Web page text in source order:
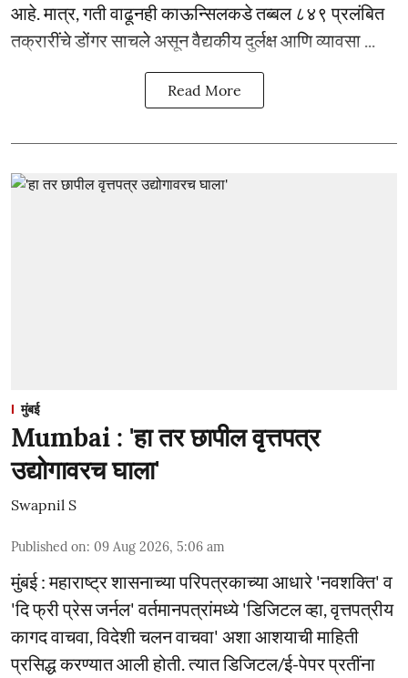
आहे. मात्र, गती वाढूनही काऊन्सिलकडे तब्बल ८४९ प्रलंबित
तक्रारींचे डोंगर साचले असून वैद्यकीय दुर्लक्ष आणि व्यावसा ...
Read More
मुंबई
Mumbai : 'हा तर छापील वृत्तपत्र
उद्योगावरच घाला'
Swapnil S
Published on: 09 Aug 2026, 5:06 am
मुंबई : महाराष्ट्र शासनाच्या परिपत्रकाच्या आधारे 'नवशक्ति' व
'दि फ्री प्रेस जर्नल' वर्तमानपत्रांमध्ये 'डिजिटल व्हा, वृत्तपत्रीय
कागद वाचवा, विदेशी चलन वाचवा' अशा आशयाची माहिती
प्रसिद्ध करण्यात आली होती. त्यात डिजिटल/ई-पेपर प्रतींना